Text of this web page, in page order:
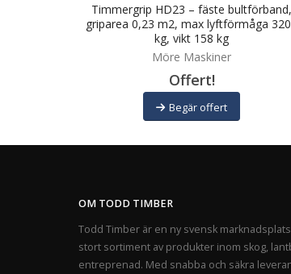
Timmergrip HD23 – fäste bultförband,
griparea 0,23 m2, max lyftförmåga
kg, vikt 158 kg
Möre Maskiner
Offert!
Begär offert
OM TODD TIMBER
Todd Timber är en ny svensk
stort sortiment av produkter inom skog,
entreprenad. Med snabba och säkra